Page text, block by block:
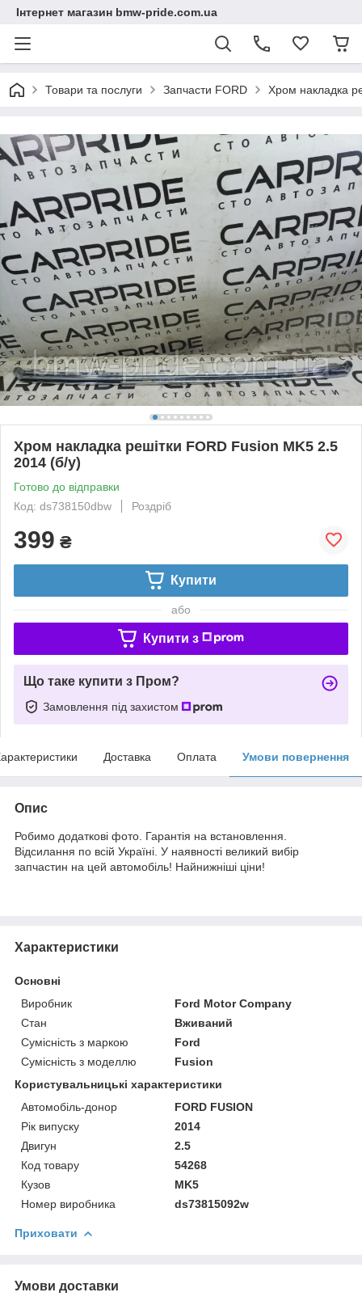
Інтернет магазин bmw-pride.com.ua
Товари та послуги Запчасти FORD Хром накладка
Хром накладка решітки FORD Fusion MK5 2.5
2014 (б/у)
Готово до відправки
Код: ds738150dbw
Роздріб
399 ₴
Купити
або
Купити з
Що таке купити з Пром?
Замовлення під захистом
Доставка Оплата Умови повернення
Опис
Робимо додаткові фото. Гарантія на встановлення.
Відсилання по всій Україні. У наявності великий вибір
запчастин на цей автомобіль! Найнижніші ціни!
Характеристики
Основні
Виробник
Ford Motor Company
Стан
Вживаний
Сумісність з маркою
Ford
Сумісність з моделлю
Fusion
Користувальницькі характеристики
Автомобіль-донор
FORD FUSION
Рік випуску
2014
Двигун
2.5
Код товару
54268
Кузов
MK5
Номер виробника
ds73815092w
Приховати
Умови доставки